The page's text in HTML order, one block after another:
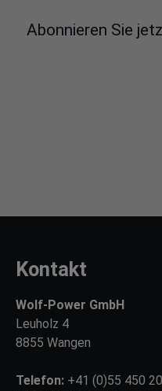
Abonnieren Sie
Kontakt
Wolf-Power GmbH
Leuholz 4
8855 Wangen
Telefon: +41 (0)55 450